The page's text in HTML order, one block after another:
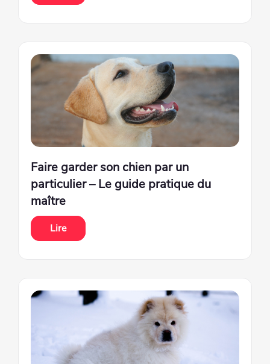
Faire garder son chien par un
particulier – Le guide pratique du
maître
Lire